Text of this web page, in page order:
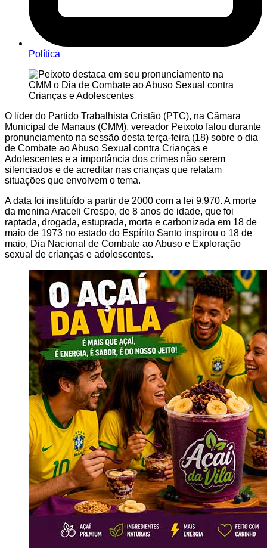
Política
O líder do Partido Trabalhista Cristão (PTC), na Câmara
Municipal de Manaus (CMM), vereador Peixoto falou durante
pronunciamento na sessão desta terça-feira (18) sobre o dia
de Combate ao Abuso Sexual contra Crianças e
Adolescentes e a importância dos crimes não serem
silenciados e de acreditar nas crianças que relatam
situações que envolvem o tema.
A data foi instituído a partir de 2000 com a lei 9.970. A morte
da menina Araceli Crespo, de 8 anos de idade, que foi
raptada, drogada, estuprada, morta e carbonizada em 18 de
maio de 1973 no estado do Espírito Santo inspirou o 18 de
maio, Dia Nacional de Combate ao Abuso e Exploração
sexual de crianças e adolescentes.